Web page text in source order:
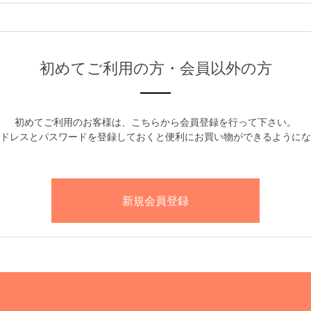
初めてご利用の方・会員以外の方
初めてご利用のお客様は、こちらから会員登録を行って下さい。
レスとパスワードを登録しておくと便利にお買い物ができるように